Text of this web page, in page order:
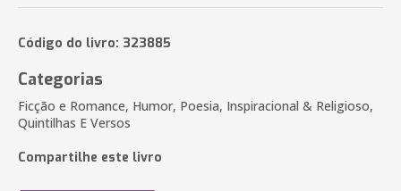
Código do livro: 323885
Categorias
Ficção e Romance, Humor, Poesia, Inspiracional & Religioso,
Quintilhas E Versos
Compartilhe este livro